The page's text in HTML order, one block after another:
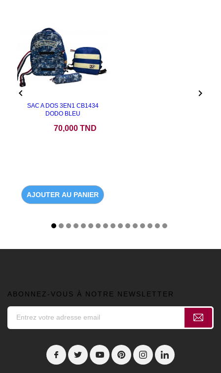
SAC A DOS 3EN1 CB1434
DODO BLEU
70,000 TND
AJOUTER AU PANIER
 
ABONNEZ-VOUS À NOTRE NEWSLETTER